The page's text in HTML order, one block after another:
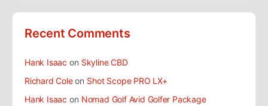
Recent Comments
Hank Isaac on Skyline CBD
Richard Coleon Shot Scope PRO LX+
Hank Isaac on Nomad Golf Avid Golfer Package